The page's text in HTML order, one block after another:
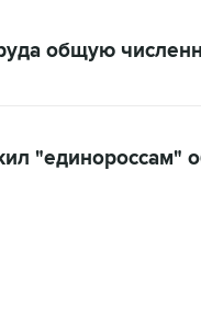
общую
"единороссам"